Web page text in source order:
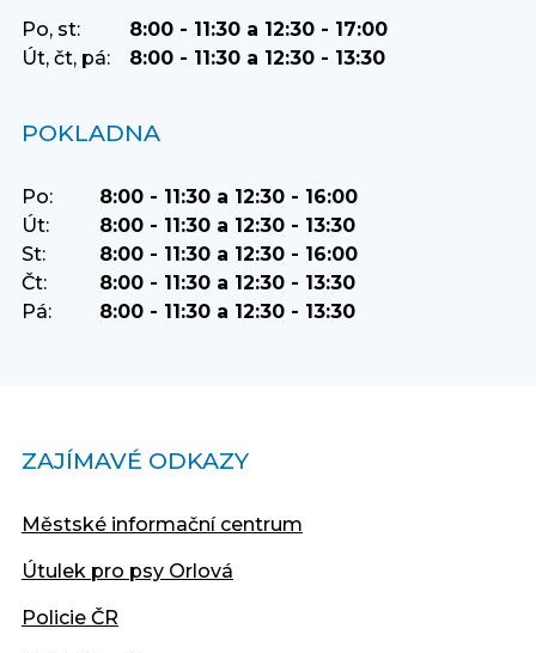
Po, st:
8:00 - 11:30 a 12:30 - 17:00
Út, čt, pá:
8:00 - 11:30 a 12:30 - 13:30
POKLADNA
Po:
8:00 - 11:30 a 12:30 - 16:00
Út:
8:00 - 11:30 a 12:30 - 13:30
St:
8:00 - 11:30 a 12:30 - 16:00
Čt:
8:00 - 11:30 a 12:30 - 13:30
Pá:
8:00 - 11:30 a 12:30 - 13:30
ZAJÍMAVÉ ODKAZY
Městské informační centrum
Útulek pro psy Orlová
Policie ČR